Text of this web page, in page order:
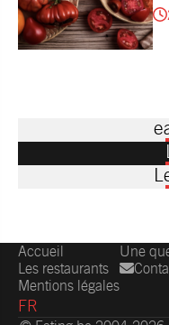
Accueil
Les restaurants
Mentions légales
Une
FR